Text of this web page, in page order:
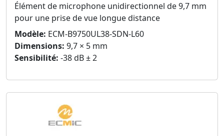
Élément de microphone unidirectionnel de 9,7 mm
pour une prise de vue longue distance
Modèle: ECM-B9750UL38-SDN-L60
Dimensions: 9,7 × 5 mm
Sensibilité: -38 dB ± 2